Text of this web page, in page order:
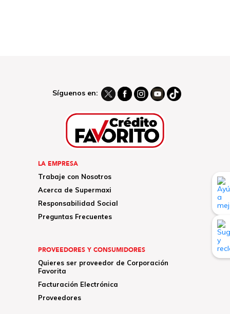
Síguenos en:
LA EMPRESA
Trabaje con Nosotros
Acerca de Supermaxi
Responsabilidad Social
Preguntas Frecuentes
PROVEEDORES Y CONSUMIDORES
Quieres ser proveedor de Corporación
Favorita
Facturación Electrónica
Proveedores